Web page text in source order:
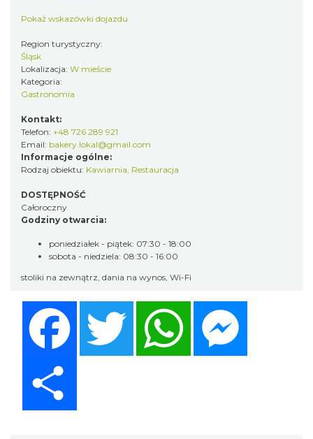
Pokaż wskazówki dojazdu
Region turystyczny:
Śląsk
Lokalizacja: W mieście
Kategoria:
Gastronomia
Kontakt:
Telefon: +48 726 289 921
Email: bakery.lokal@gmail.com
Informacje ogólne:
Rodzaj obiektu: Kawiarnia, Restauracja
DOSTĘPNOŚĆ
Całoroczny
Godziny otwarcia:
poniedziałek - piątek: 07:30 - 18:00
sobota - niedziela: 08:30 - 16:00
stoliki na zewnątrz, dania na wynos, Wi-Fi
Twitter WhatsApp